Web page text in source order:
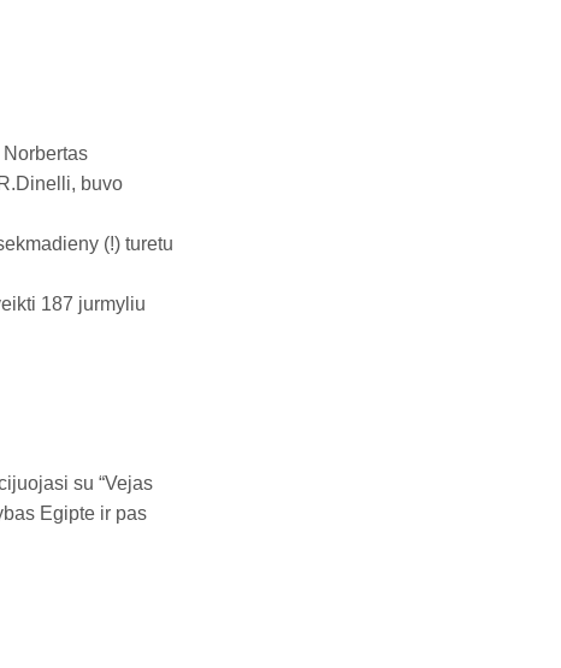
buvo
(!) turetu
187 jurmyliu
su “Vejas
Egipte ir pas